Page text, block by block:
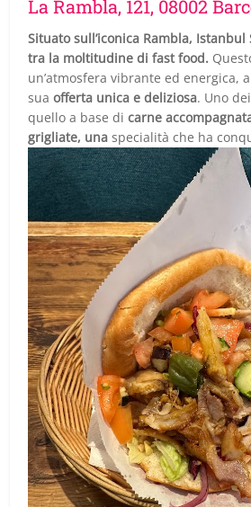
La Rambla, 121, 08002
Situato sull’iconica Rambla, Istanbul
tra la moltitudine di fast food.
un’atmosfera vibrante ed energica,
suaofferta unica e deliziosa. Uno
quello a base dicarne
grigliate, una specialità che ha